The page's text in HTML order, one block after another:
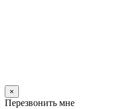
×
Перезвонить мне